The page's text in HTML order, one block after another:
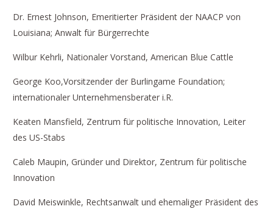
Dr. Ernest Johnson, Emeritierter Präsident der NAACP von
Louisiana; Anwalt für Bürgerrechte
Wilbur Kehrli, Nationaler Vorstand, American Blue Cattle
George Koo,Vorsitzender der Burlingame Foundation;
internationaler Unternehmensberater i.R.
Keaten Mansfield, Zentrum für politische Innovation, Leiter
des US-Stabs
Caleb Maupin, Gründer und Direktor, Zentrum für politische
Innovation
David Meiswinkle, Rechtsanwalt und ehemaliger Präsident des